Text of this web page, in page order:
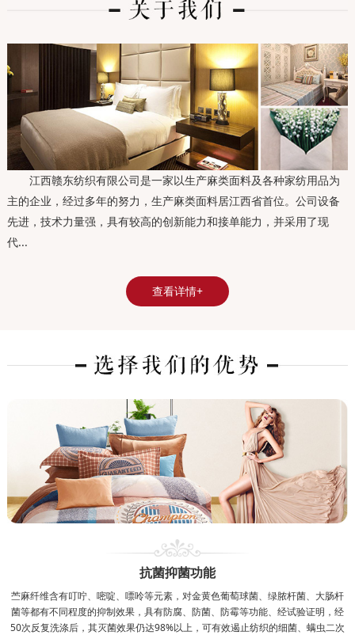
江西赣东纺织有限公司是一家以生产麻类面料及各种家纺用品为
主的企业，经过多年的努力，生产麻类面料居江西省首位。公司设备
先进，技术力量强，具有较高的创新能力和接单能力，并采用了现
代...
查看详情+
抗菌抑菌功能
苎麻纤维含有叮咛、嘧啶、嘌呤等元素，对金黄色葡萄球菌、绿脓杆菌、大肠杆
菌等都有不同程度的抑制效果，具有防腐、防菌、防霉等功能、经试验证明，经
50次反复洗涤后，其灭菌效果仍达98%以上，可有效遏止纺织的细菌、螨虫二次